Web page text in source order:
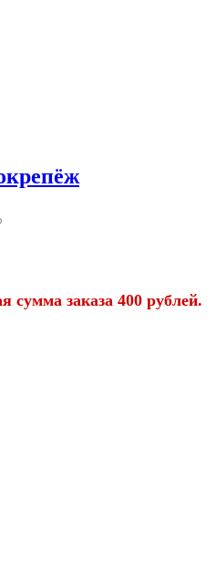
заказа 400 рублей.